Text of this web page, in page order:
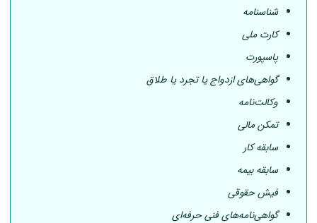
شناسنامه
کارت ملی
پاسپورت
گواهی‌های ازدواج یا تجرد یا طلاق
وکالت‌نامه
تمکن مالی
سابقه کار
سابقه بیمه
فیش حقوقی
گواهی‌نامه‌های فنی حرفه‌ای